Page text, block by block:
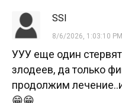
SSI
8/6/2026, 1:03:10 PM
УУУ еще один
злодеев, да только
продолжим
😁😁